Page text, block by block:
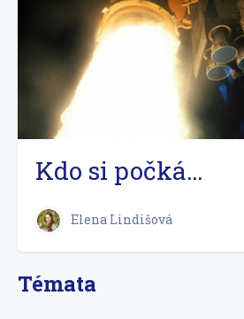
Kdo si počká…
Elena Lindišová
Témata